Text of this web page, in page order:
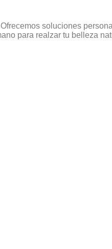
soluciones
para realzar tu belleza